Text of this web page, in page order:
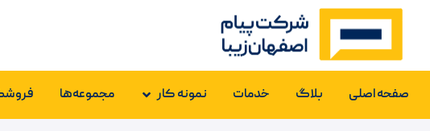
صفحه اصلی بلاگ خدمات نمونه کار مجموعه‌ها